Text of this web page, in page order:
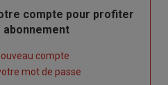
compte pour profiter
compte
mot de passe